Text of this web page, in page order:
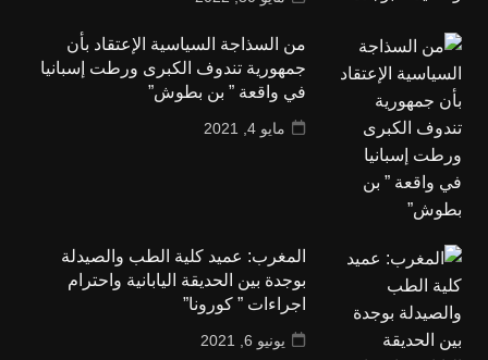
من السذاجة السياسية الإعتقاد بأن
جمهورية تندوف الكبرى ورطت إسبانيا
في واقعة ” بن بطوش”
مايو 4, 2021
المغرب: عميد كلية الطب والصيدلة
بوجدة بين الحديقة اليابانية واحترام
اجراءات ” كورونا”
يونيو 6, 2021